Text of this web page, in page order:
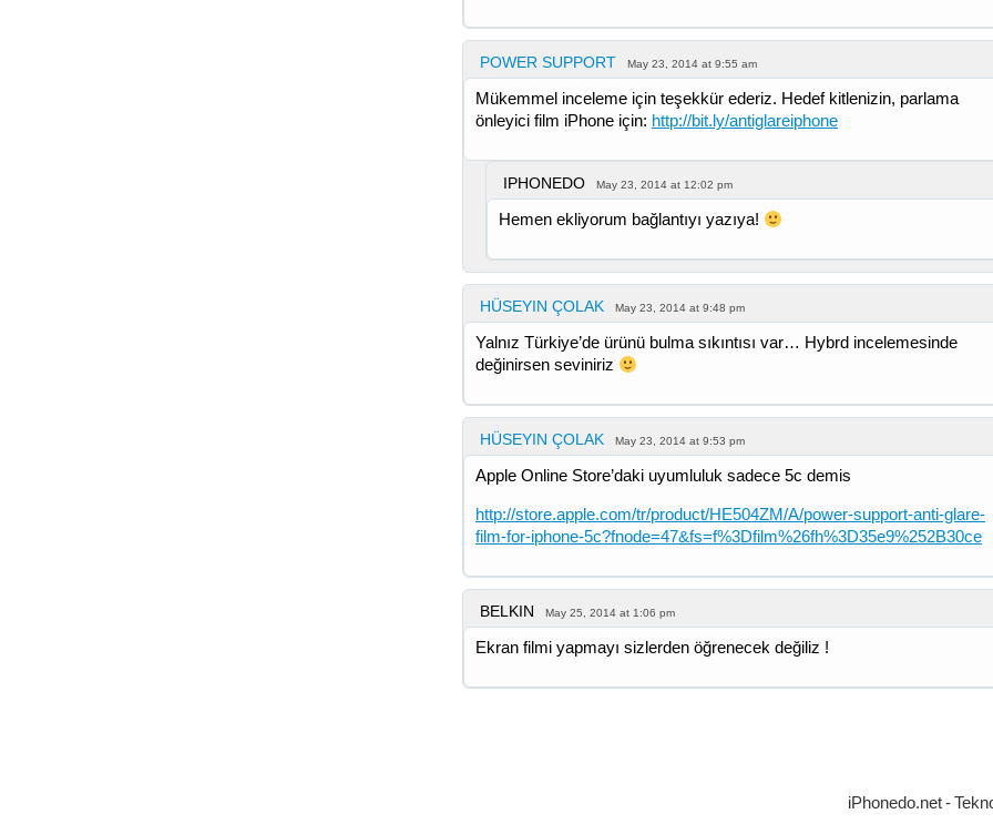
POWER SUPPORT May 23, 2014 at 9:55 am
Mükemmel inceleme için teşekkür ederiz. Hedef kitlenizin, parlama
önleyici film iPhone için: http://bit.ly/antiglareiphone
IPHONEDO May 23, 2014 at 12:02 pm
Hemen ekliyorum bağlantıyı yazıya!
HÜSEYIN ÇOLAK May 23, 2014 at 9:48 pm
Yalnız Türkiye’de ürünü bulma sıkıntısı var… Hybrd incelemesinde
değinirsen seviniriz
HÜSEYIN ÇOLAK May 23, 2014 at 9:53 pm
Apple Online Store’daki uyumluluk sadece 5c demis
http://store.apple.com/tr/product/HE504ZM/A/power-support-anti-glare-
film-for-iphone-5c?fnode=47&fs=f%3Dfilm%26fh%3D35e9%252B30ce
BELKIN May 25, 2014 at 1:06 pm
Ekran filmi yapmayı sizlerden öğrenecek değiliz !
iPhonedo.net -